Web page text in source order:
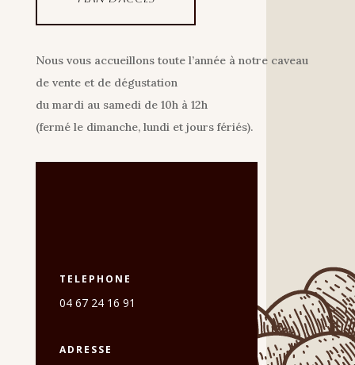
Nous vous accueillons toute l’année à notre caveau
de vente et de dégustation
du mardi au samedi de 10h à 12h
(fermé le dimanche, lundi et jours fériés).
TELEPHONE
04 67 24 16 91
ADRESSE